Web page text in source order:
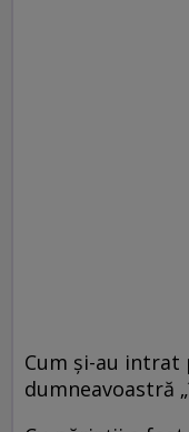
Cum şi-au intrat
dumneavoastră